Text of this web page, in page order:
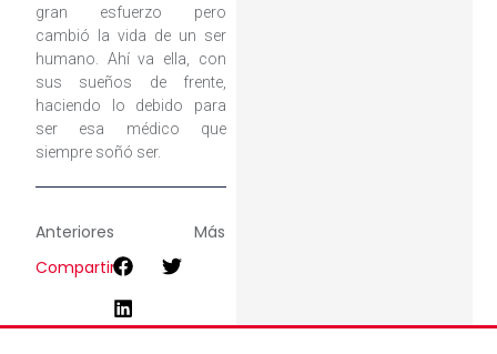
gran esfuerzo pero
cambió la vida de un ser
humano. Ahí va ella, con
sus sueños de frente,
haciendo lo debido para
ser esa médico que
siempre soñó ser.
Anteriores
Más
Compartir